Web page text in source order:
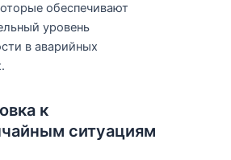
обеспечивают
уровень
в аварийных
к
ситуациям